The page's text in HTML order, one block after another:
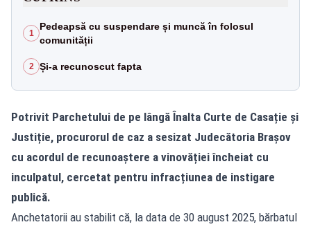
1
Pedeapsă cu suspendare și muncă în folosul
comunității
2 Și-a recunoscut fapta
Potrivit Parchetului de pe lângă Înalta Curte de Casație și
Justiție, procurorul de caz a sesizat Judecătoria Brașov
cu acordul de recunoaștere a vinovăției încheiat cu
inculpatul, cercetat pentru infracțiunea de instigare
publică.
Anchetatorii au stabilit că, la data de 30 august 2025, bărbatul